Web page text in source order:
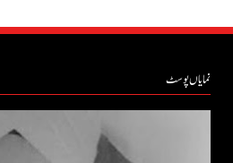
نمایاں پوسٹ